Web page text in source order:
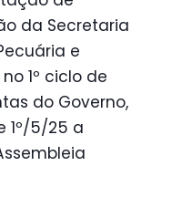
da Secretaria
e
1º ciclo de
do Governo,
1º/5/25 a